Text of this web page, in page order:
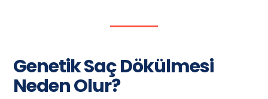
Genetik Saç Dökülmesi
Neden Olur?